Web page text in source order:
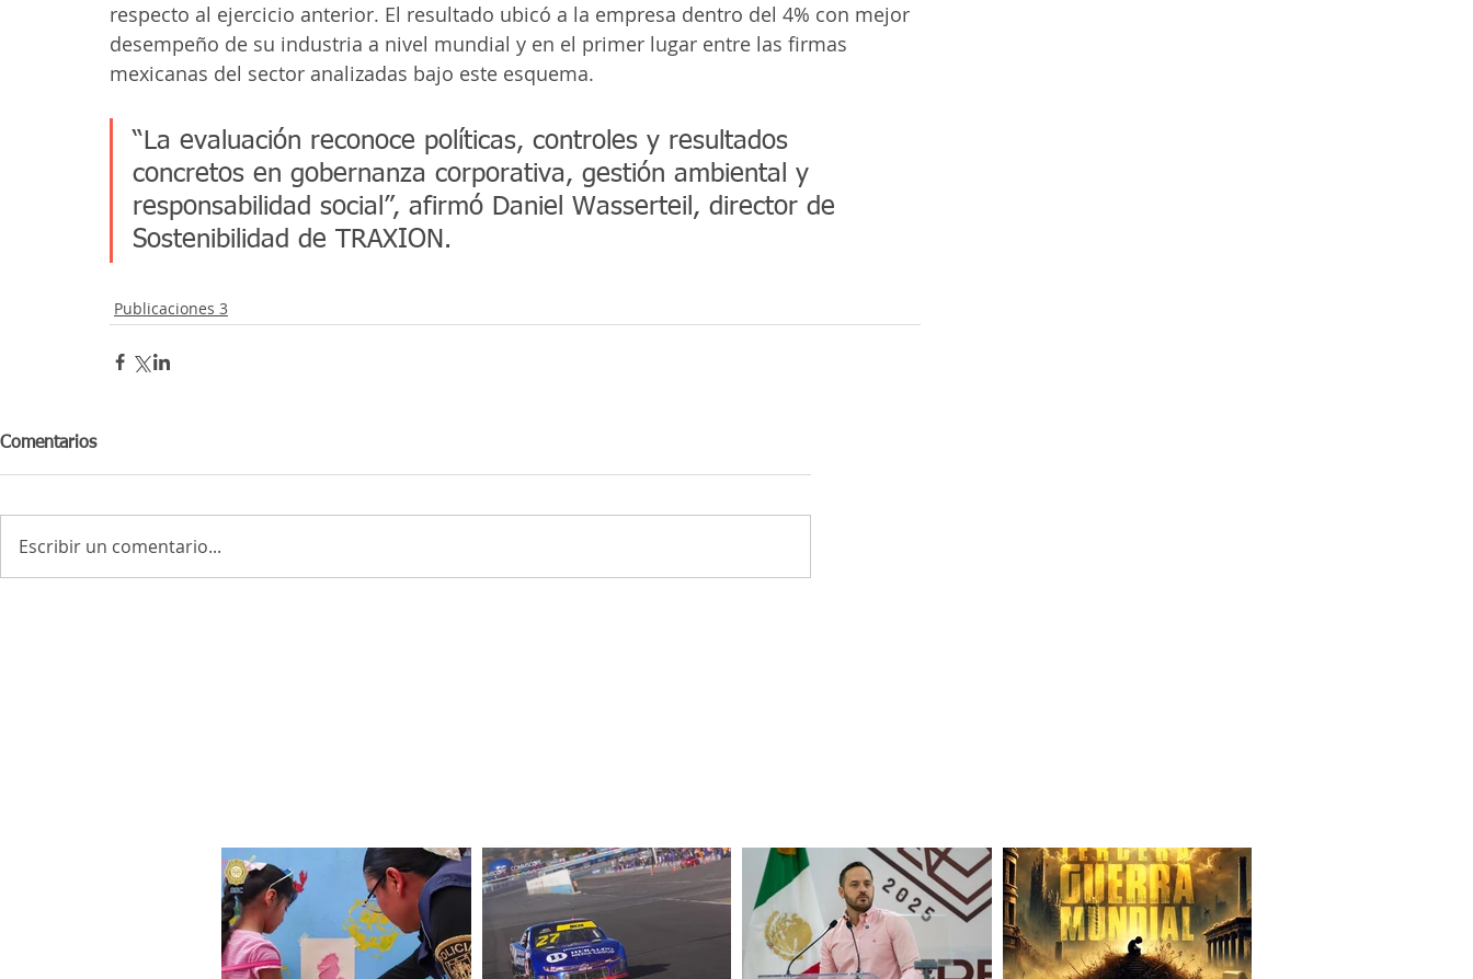
respecto al ejercicio anterior. El resultado ubicó a la empresa dentro del 4% con mejor
desempeño de su industria a nivel mundial y en el primer lugar entre las firmas
mexicanas del sector analizadas bajo este esquema.
“La evaluación reconoce políticas, controles y resultados
concretos en gobernanza corporativa, gestión ambiental y
responsabilidad social”, afirmó Daniel Wasserteil, director de
Sostenibilidad de TRAXION.
Publicaciones 3
Comentarios
Escribir un comentario...